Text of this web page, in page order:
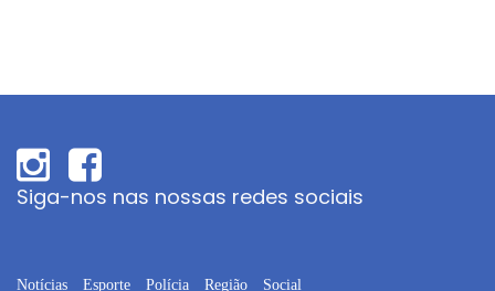
Siga-nos nas nossas redes sociais
Notícias Esporte Polícia Região Social